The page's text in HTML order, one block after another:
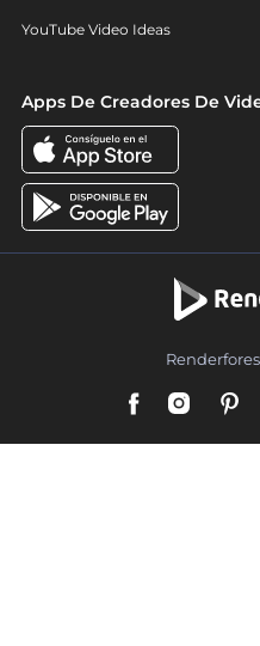
YouTube Video Ideas
Apps De Creadores De